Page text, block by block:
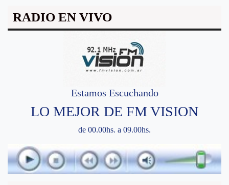
RADIO EN VIVO
Estamos Escuchando
LO MEJOR DE FM VISION
de 00.00hs. a 09.00hs.